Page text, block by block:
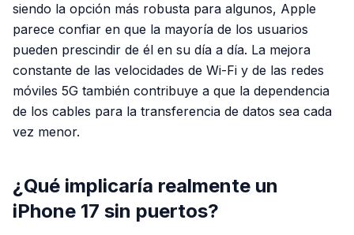
siendo la opción más robusta para algunos, Apple
parece confiar en que la mayoría de los usuarios
pueden prescindir de él en su día a día. La mejora
constante de las velocidades de Wi-Fi y de las redes
móviles 5G también contribuye a que la dependencia
de los cables para la transferencia de datos sea cada
vez menor.
¿Qué implicaría realmente un
iPhone 17 sin puertos?